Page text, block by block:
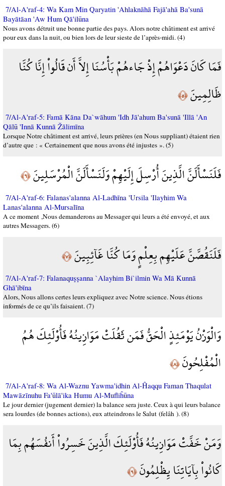
7/Al-A'raf-4: Wa Kam Min Qaryatin 'Ahlaknāhā Fajā'ahā Ba'sunā
Bayātāan 'Aw Hum Qā'ilūna
Nous avons détruit une bonne partie des pays. Alors notre châtiment est arrivé
pour eux dans la nuit, ou bien lors de leur sieste de l’après-midi. (4)
فَمَا كَانَ دَعْوَاهُمْ إِذْ جَاءهُمْ بَأْسُنَا إِلاَّ أَن قَالُواْ إِنَّا كُنَّا
ظَالِمِينَ﴿٥﴾
7/Al-A'raf-5: Famā Kāna Da`wāhum 'Idh Jā'ahum Ba'sunā 'Illā 'An
Qālū 'Innā Kunnā Žālimīna
Lorsque Notre châtiment est arrivé, leurs prières (en Nous suppliant) étaient rien
d’autre que : « Certainement que nous avons été injustes ». (5)
فَلَنَسْأَلَنَّ الَّذِينَ أُرْسِلَ إِلَيْهِمْ وَلَنَسْأَلَنَّ الْمُرْسَلِينَ﴿٦﴾
7/Al-A'raf-6: Falanas'alanna Al-Ladhīna 'Ursila 'Ilayhim Wa
Lanas'alanna Al-Mursalīna
A ce moment ,Nous demanderons au Messager qui leurs a été envoyé, et aux
autres Messagers. (6)
فَلَنَقُصَّنَّ عَلَيْهِم بِعِلْمٍ وَمَا كُنَّا غَآئِبِينَ﴿٧﴾
7/Al-A'raf-7: Falanaquşşanna `Alayhim Bi`ilmin Wa Mā Kunnā
Ghā'ibīna
Alors, Nous allons certes leurs expliquez avec Notre science. Nous étions
informés de ce qu’ils faisaient. (7)
وَالْوَزْنُ يَوْمَئِذٍ الْحَقُّ فَمَن ثَقُلَتْ مَوَازِينُهُ فَأُوْلَئِكَ هُمُ
الْمُفْلِحُونَ﴿٨﴾
7/Al-A'raf-8: Wa Al-Waznu Yawma'idhin Al-Ĥaqqu Faman Thaqulat
Mawāzīnuhu Fa'ūlā'ika Humu Al-Mufliĥūna
Le jour dernier (jugement dernier) la balance sera juste. Ceux à qui leurs balance
sera lourdes (de bonnes actions), eux atteindrons le Salut (felâh ). (8)
وَمَنْ خَفَّتْ مَوَازِينُهُ فَأُوْلَئِكَ الَّذِينَ خَسِرُواْ أَنفُسَهُم بِمَا
كَانُواْ بِآيَاتِنَا يِظْلِمُونَ﴿٩﴾